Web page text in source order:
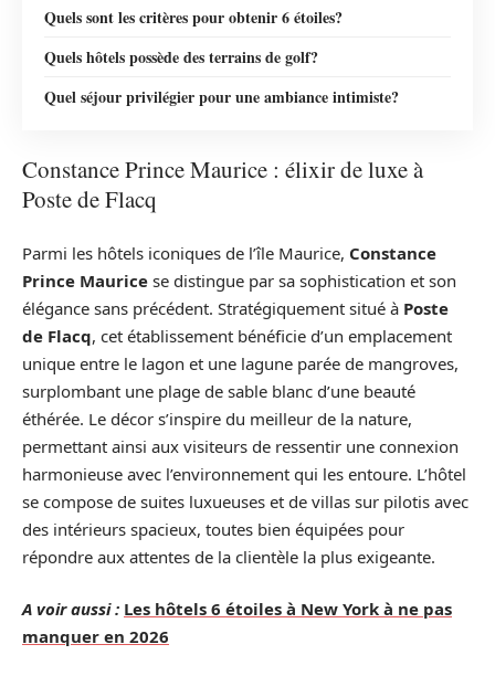
Quels sont les critères pour obtenir 6 étoiles?
Quels hôtels possède des terrains de golf?
Quel séjour privilégier pour une ambiance intimiste?
Constance Prince Maurice : élixir de luxe à
Poste de Flacq
Parmi les hôtels iconiques de l’île Maurice, Constance
Prince Maurice se distingue par sa sophistication et son
élégance sans précédent. Stratégiquement situé à Poste
de Flacq, cet établissement bénéficie d’un emplacement
unique entre le lagon et une lagune parée de mangroves,
surplombant une plage de sable blanc d’une beauté
éthérée. Le décor s’inspire du meilleur de la nature,
permettant ainsi aux visiteurs de ressentir une connexion
harmonieuse avec l’environnement qui les entoure. L’hôtel
se compose de suites luxueuses et de villas sur pilotis avec
des intérieurs spacieux, toutes bien équipées pour
répondre aux attentes de la clientèle la plus exigeante.
A voir aussi : Les hôtels 6 étoiles à New York à ne pas
manquer en 2026